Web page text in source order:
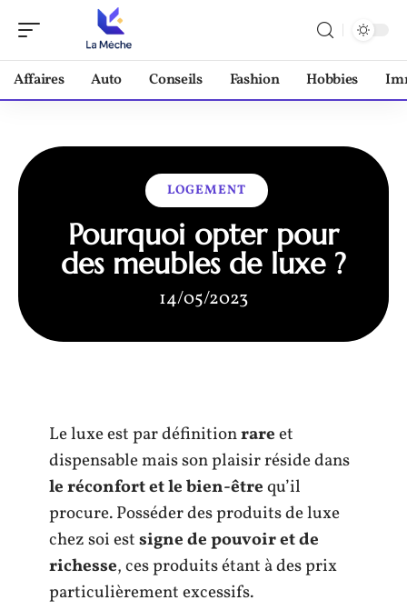
Affaires Auto Conseils Fashion Hobbies
LOGEMENT
Pourquoi opter pour
des meubles de luxe ?
14/05/2023
Le luxe est par définitionrareet
dispensable mais son plaisir réside dans
le réconfort et le bien-êtrequ’il
procure. Posséder des produits de luxe
chez soi estsigne de pouvoir et de
richesse, ces produits étant à des prix
particulièrement excessifs.